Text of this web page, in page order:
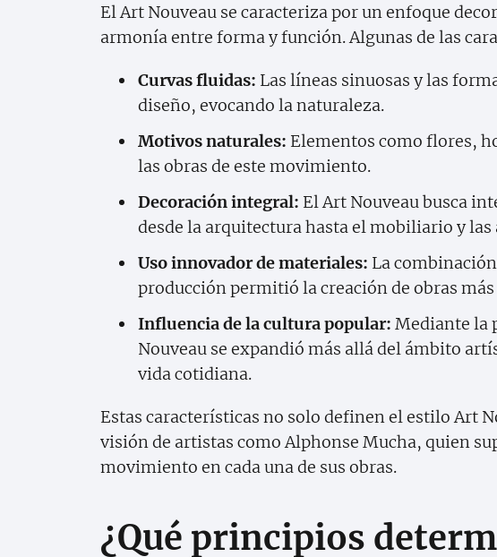
El Art Nouveau se caracteriza por un enfoque
armonía entre forma y función. Algunas de las
Curvas fluidas: Las líneas sinuosas y las
diseño, evocando la naturaleza.
Motivos naturales: Elementos como flores,
las obras de este movimiento.
Decoración integral: El Art Nouveau busca
desde la arquitectura hasta el mobiliario y las
Uso innovador de materiales: La
producción permitió la creación de obras
Influencia de la cultura popular: Mediante la
Nouveau se expandió más allá del ámbito
vida cotidiana.
Estas características no solo definen el estilo Art
visión de artistas como Alphonse Mucha, quien
movimiento en cada una de sus obras.
¿Qué principios